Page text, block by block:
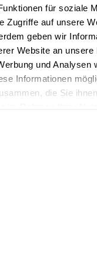
für soziale
Zugriffe auf unsere
geben wir
Website an unsere
und Analysen
Informationen
die Sie
Fragen zum Artikel?
eine größere
von 48h*